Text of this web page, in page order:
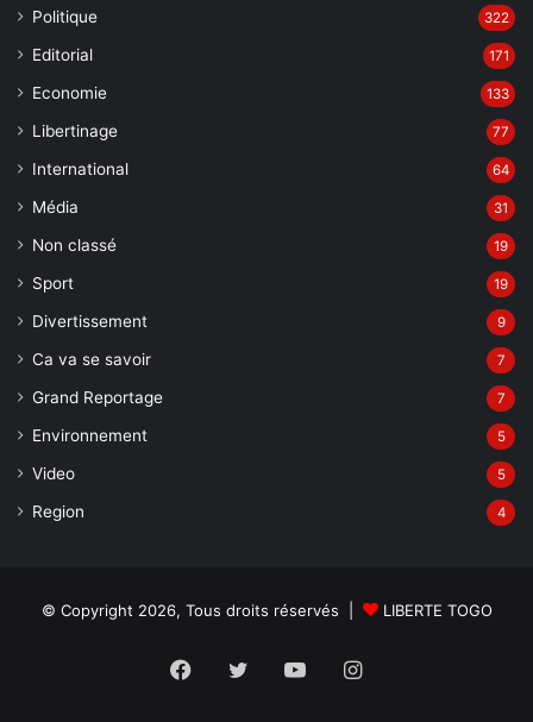
Politique 322
Editorial 171
Economie 133
Libertinage 77
International 64
Média 31
Non classé 19
Sport 19
Divertissement 9
Ca va se savoir 7
Grand Reportage 7
Environnement 5
Video 5
Region 4
© Copyright 2026, Tous droits réservés | LIBERTE TOGO
Facebook
Twitter YouTubeInstagram